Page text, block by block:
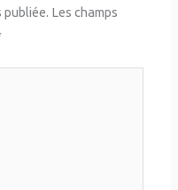
publiée. Les champs